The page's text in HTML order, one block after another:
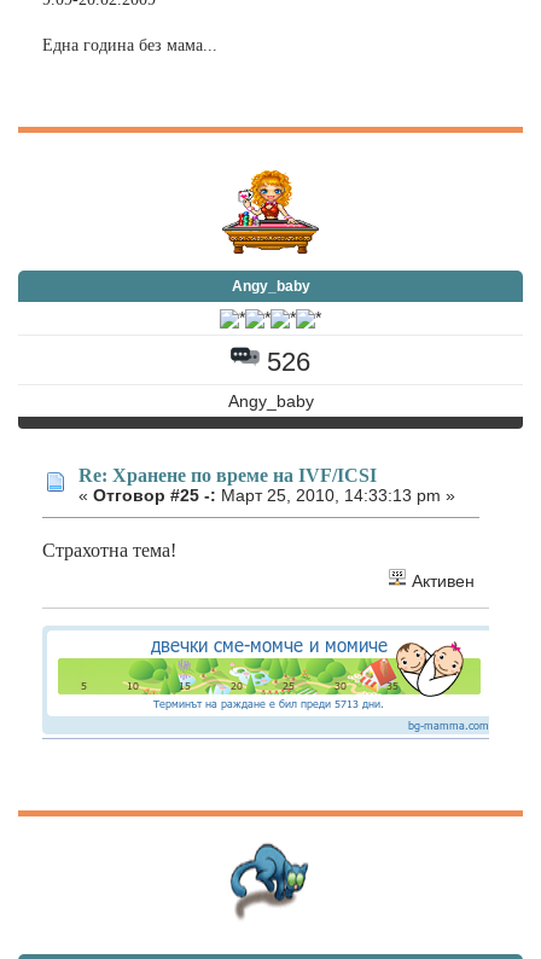
Една година без мама...
Angy_baby
526
Angy_baby
Re: Хранене по време на IVF/ICSI
« Отговор #25 -: Март 25, 2010, 14:33:13 pm »
Страхотна тема!
Активен